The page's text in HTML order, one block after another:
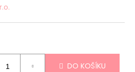
DO KOŠÍKU